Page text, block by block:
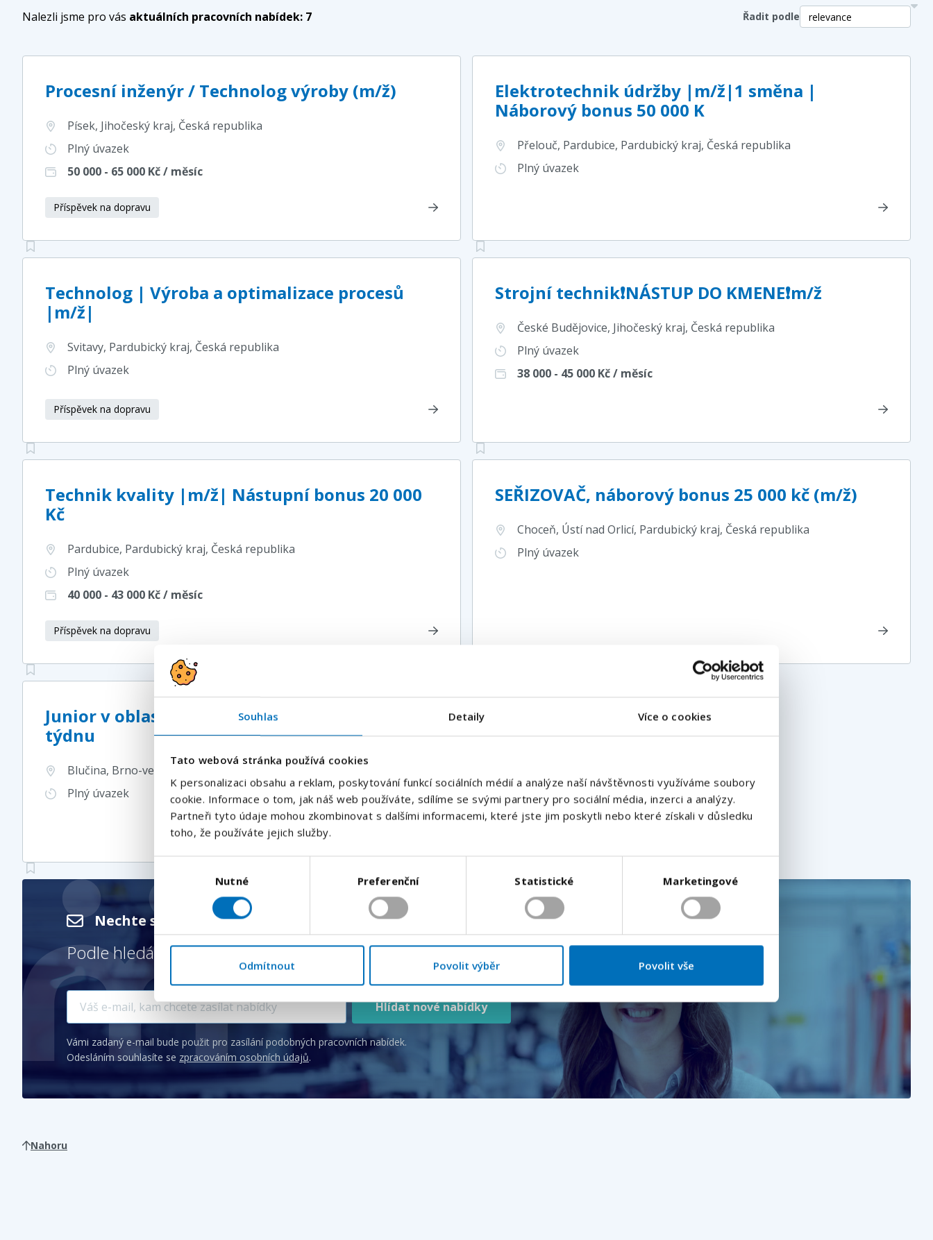
Souhlas Detaily Více o cookies
Tato webová stránka používá cookies
K personalizaci obsahu a reklam, poskytování funkcí sociálních médií a analýze naší návštěvnosti využíváme soubory
cookie. Informace o tom, jak náš web používáte, sdílíme se svými partnery pro sociální média, inzerci a analýzy.
Partneři tyto údaje mohou zkombinovat s dalšími informacemi, které jste jim poskytli nebo které získali v důsledku
toho, že používáte jejich služby.
Výběr
souhlasu
Nutné Preferenční Statistické Marketingové
Odmítnout Povolit výběr Povolit vše
Nalezli jsme pro vás aktuálních pracovních nabídek: 7 Řadit podle
Procesní inženýr / Technolog výroby (m/ž)
Písek, Jihočeský kraj, Česká republika
Plný úvazek
50 000 - 65 000 Kč / měsíc
Příspěvek na dopravu
Elektrotechnik údržby |m/ž|1 směna |
Náborový bonus 50 000 K
Přelouč, Pardubice, Pardubický kraj, Česká republika
Plný úvazek
Technolog | Výroba a optimalizace procesů
|m/ž|
Svitavy, Pardubický kraj, Česká republika
Plný úvazek
Příspěvek na dopravu
Strojní technik❗NÁSTUP DO KMENE❗m/ž
České Budějovice, Jihočeský kraj, Česká republika
Plný úvazek
38 000 - 45 000 Kč / měsíc
Technik kvality |m/ž| Nástupní bonus 20 000
Kč
Pardubice, Pardubický kraj, Česká republika
Plný úvazek
40 000 - 43 000 Kč / měsíc
Příspěvek na dopravu
SEŘIZOVAČ, náborový bonus 25 000 kč (m/ž)
Choceň, Ústí nad Orlicí, Pardubický kraj, Česká republika
Plný úvazek
Junior v oblasti elektro m/ž | 4 dny volna v
týdnu
Blučina, Brno-venkov, Jihomoravský kraj
, Česká republika
Plný úvazek
Nechte si posílat nové nabídky e-mailem
Podle hledání Technický pracovník
Hlídat nové nabídky
Vámi zadaný e-mail bude použit pro zasílání podobných pracovních nabídek.
Odesláním souhlasíte se zpracováním osobních údajů.
Nahoru
+420
Odesláním souhlasíte sezpracováním osobních údajů.
Odeslat